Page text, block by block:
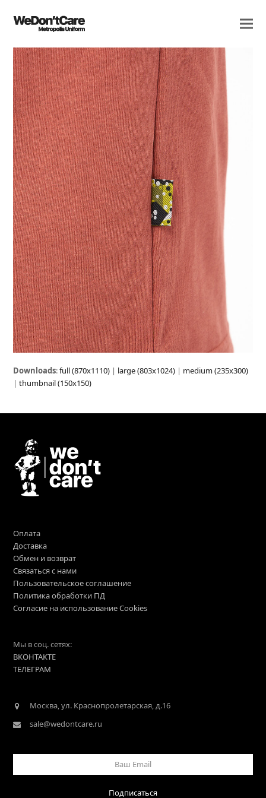
Downloads:full (870x1110) | large (803x1024) | medium (235x300)
|thumbnail (150x150)
Оплата
Доставка
Обмен и возврат
Связаться с нами
Пользовательское соглашение
Политика обработки ПД
Согласие на использование Cookies
Мы в соц. сетях:
ВКОНТАКТЕ
ТЕЛЕГРАМ
Москва, ул. Краснопролетарская, д.16
sale@wedontcare.ru
Email
Подписаться